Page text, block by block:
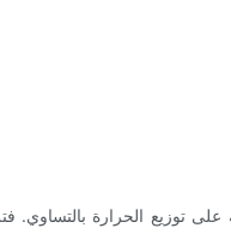
توزيع الحرارة بالتساوي.